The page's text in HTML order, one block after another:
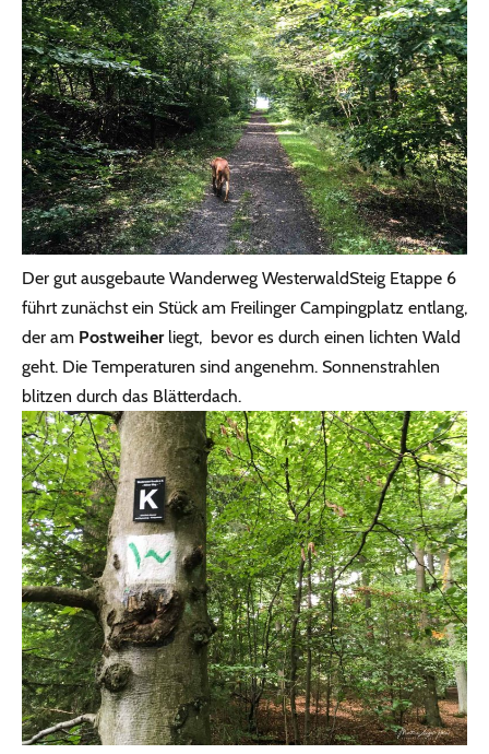
Der gut ausgebaute Wanderweg WesterwaldSteig Etappe 6
führt zunächst ein Stück am Freilinger Campingplatz entlang,
der am Postweiherliegt, bevor es durch einen lichten Wald
geht. Die Temperaturen sind angenehm. Sonnenstrahlen
blitzen durch das Blätterdach.